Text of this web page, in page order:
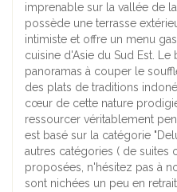
imprenable sur la vallée de
possède une terrasse
intimiste et offre un menu
cuisine d'Asie du Sud Est.
panoramas à couper le
des plats de traditions
cœur de cette nature
ressourcer véritablement
est basé sur la catégorie
autres catégories ( de suites
proposées, n'hésitez pas à
sont nichées un peu en